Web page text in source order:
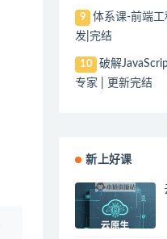
9
体系课-前端
发|完结
10
破解
专家 | 更新完结
新上好课